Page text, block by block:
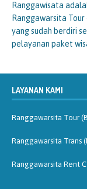
Ranggawisata
Ranggawarsita Tour
yang sudah berdiri
pelayanan paket
LAYANAN KAMI
Ranggawarsita Tour
Ranggawarsita Trans
Ranggawarsita Rent